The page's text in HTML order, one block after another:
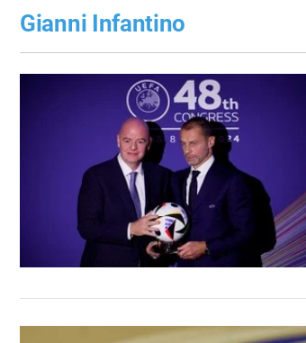
Gianni Infantino